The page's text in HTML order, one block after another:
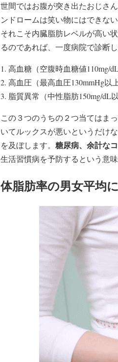
世間ではお腹が突き出たおじさ
ンドロームは笑い物にはできな
それこそ内臓脂肪レベルが高い
るのであれば、一度病院で診断
高血糖（空腹時血糖値110mg/dL
高血圧（最高血圧130mmHg以
脂質異常（中性脂肪150mg/dL
この３つのうちの２つ当てはま
いてルックスが悪いというだけ
を及ぼします。 糖尿病、余計な
生活習慣病を予防するという意
体脂肪率の男女平均